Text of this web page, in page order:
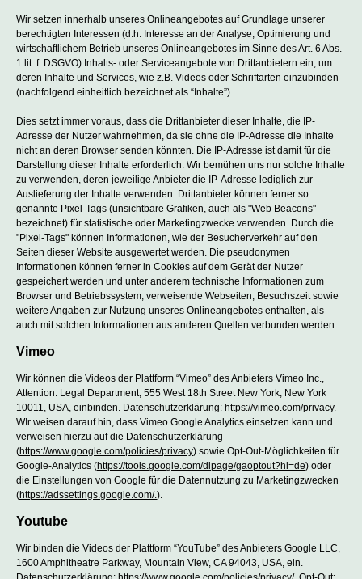
Wir setzen innerhalb unseres Onlineangebotes auf Grundlage unserer
berechtigten Interessen (d.h. Interesse an der Analyse, Optimierung und
wirtschaftlichem Betrieb unseres Onlineangebotes im Sinne des Art. 6 Abs.
1 lit. f. DSGVO) Inhalts- oder Serviceangebote von Drittanbietern ein, um
deren Inhalte und Services, wie z.B. Videos oder Schriftarten einzubinden
(nachfolgend einheitlich bezeichnet als “Inhalte”).
Dies setzt immer voraus, dass die Drittanbieter dieser Inhalte, die IP-
Adresse der Nutzer wahrnehmen, da sie ohne die IP-Adresse die Inhalte
nicht an deren Browser senden könnten. Die IP-Adresse ist damit für die
Darstellung dieser Inhalte erforderlich. Wir bemühen uns nur solche Inhalte
zu verwenden, deren jeweilige Anbieter die IP-Adresse lediglich zur
Auslieferung der Inhalte verwenden. Drittanbieter können ferner so
genannte Pixel-Tags (unsichtbare Grafiken, auch als "Web Beacons"
bezeichnet) für statistische oder Marketingzwecke verwenden. Durch die
"Pixel-Tags" können Informationen, wie der Besucherverkehr auf den
Seiten dieser Website ausgewertet werden. Die pseudonymen
Informationen können ferner in Cookies auf dem Gerät der Nutzer
gespeichert werden und unter anderem technische Informationen zum
Browser und Betriebssystem, verweisende Webseiten, Besuchszeit sowie
weitere Angaben zur Nutzung unseres Onlineangebotes enthalten, als
auch mit solchen Informationen aus anderen Quellen verbunden werden.
Vimeo
Wir können die Videos der Plattform “Vimeo” des Anbieters Vimeo Inc.,
Attention: Legal Department, 555 West 18th Street New York, New York
10011, USA, einbinden. Datenschutzerklärung: https://vimeo.com/privacy.
WIr weisen darauf hin, dass Vimeo Google Analytics einsetzen kann und
verweisen hierzu auf die Datenschutzerklärung
(https://www.google.com/policies/privacy) sowie Opt-Out-Möglichkeiten für
Google-Analytics (https://tools.google.com/dlpage/gaoptout?hl=de) oder
die Einstellungen von Google für die Datennutzung zu Marketingzwecken
(https://adssettings.google.com/.).
Youtube
Wir binden die Videos der Plattform “YouTube” des Anbieters Google LLC,
1600 Amphitheatre Parkway, Mountain View, CA 94043, USA, ein.